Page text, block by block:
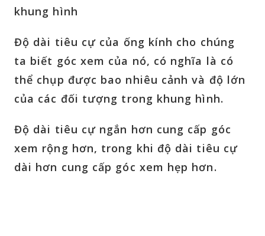
khung hình
Độ dài tiêu cự của ống kính cho chúng
ta biết góc xem của nó, có nghĩa là có
thể chụp được bao nhiêu cảnh và độ lớn
của các đối tượng trong khung hình.
Độ dài tiêu cự ngắn hơn cung cấp góc
xem rộng hơn, trong khi độ dài tiêu cự
dài hơn cung cấp góc xem hẹp hơn.